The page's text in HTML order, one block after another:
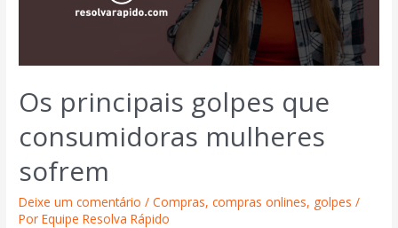
Os principais golpes que
consumidoras mulheres
sofrem
Deixe um comentário /Compras,compras onlines, golpes /
PorEquipe Resolva Rápido